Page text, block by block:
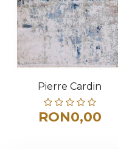
Pierre Cardin
RON0,00